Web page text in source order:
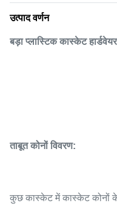
उत्पाद वर्णन
बड़ा प्लास्टिक कास्केट
ताबूत कोनों विवरण:
कुछ कास्केट में कास्केट कोनों